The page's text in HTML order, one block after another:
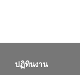
ปฏิทินงาน